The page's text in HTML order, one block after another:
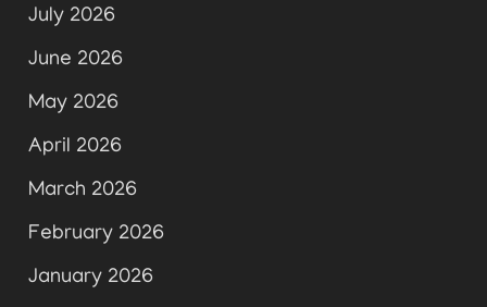
July 2026
June 2026
May 2026
April 2026
March 2026
February 2026
January 2026